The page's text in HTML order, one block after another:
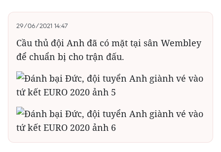
29/06/2021 14:47
Cầu thủ đội Anh đã có mặt tại sân Wembley
để chuẩn bị cho trận đấu.